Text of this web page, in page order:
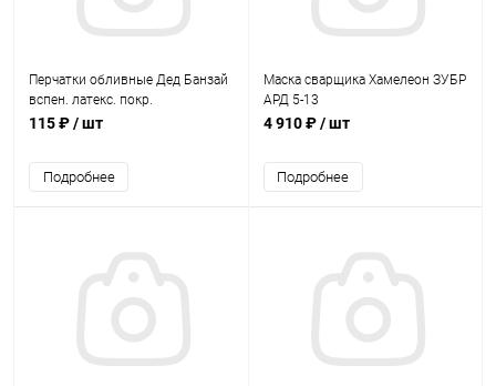
Перчатки обливные Дед Банзай
вспен. латекс. покр.
115 ₽/ шт
Подробнее
Маска сварщика Хамелеон ЗУБР
АРД 5-13
4 910 ₽/ шт
Подробнее